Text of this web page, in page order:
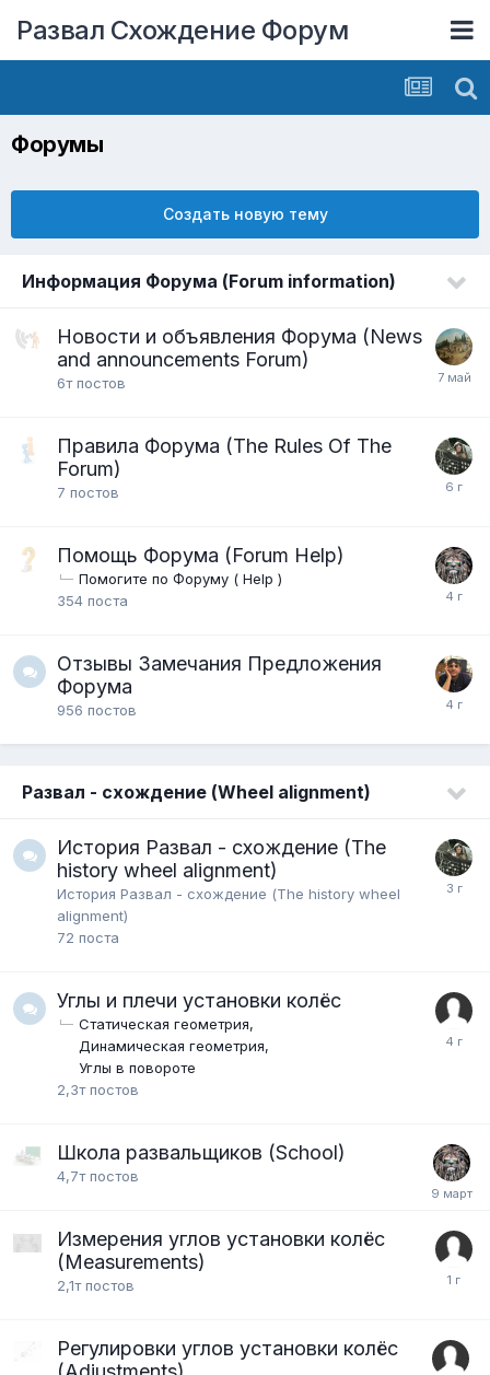
Развал Схождение Форум
Форумы
Создать новую тему
Информация Форума (Forum information)
Новости и объявления Форума (News
and announcements Forum)
6т постов
Правила Форума (The Rules Of The
Forum)
7 постов
Помощь Форума (Forum Help)
Помогите по Форуму ( Help )
354 поста
Отзывы Замечания Предложения
Форума
956 постов
Развал - схождение (Wheel alignment)
История Развал - схождение (The
history wheel alignment)
История Развал - схождение (The history wheel
alignment)
72 поста
Углы и плечи установки колёс
Статическая геометрия
Динамическая геометрия
Углы в повороте
2,3т постов
Школа развальщиков (School)
4,7т постов
Измерения углов установки колёс
(Measurements)
2,1т постов
Регулировки углов установки колёс